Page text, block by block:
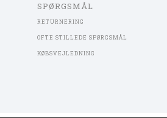
SPØRGSMÅL
RETURNERING
OFTE STILLEDE SPØRGSMÅL
KØBSVEJLEDNING